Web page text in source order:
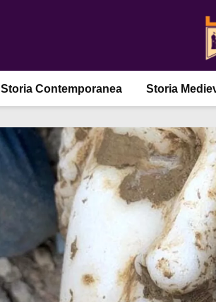
Storia Contemporanea Storia